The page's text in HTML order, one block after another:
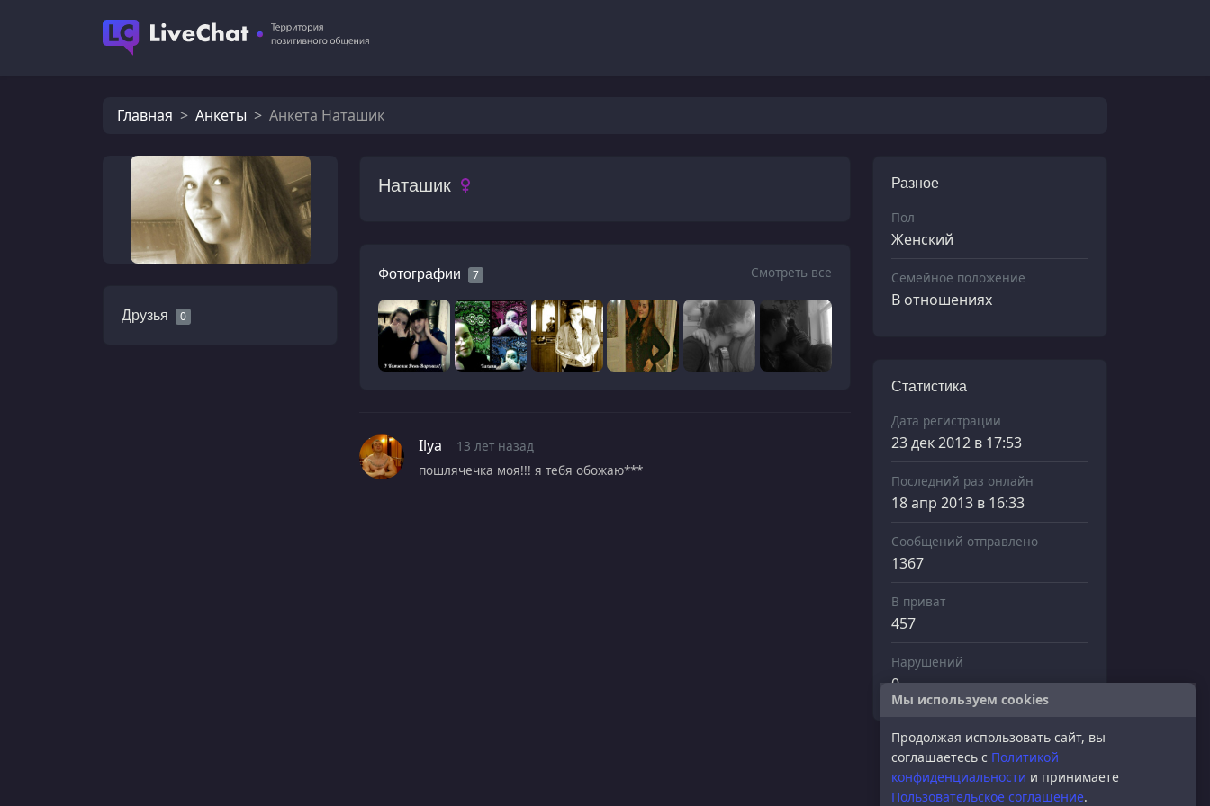
Главная Анкеты Анкета Наташик
Друзья 0
Наташик
Фотографии 7 Смотреть все
Ilya
13 лет назад
пошлячечка моя!!! я тебя обожаю***
Разное
Пол
Женский
Семейное положение
В отношениях
Статистика
Дата регистрации
23 дек 2012 в 17:53
Последний раз онлайн
18 апр 2013 в 16:33
Сообщений отправлено
1367
В приват
457
Нарушений
0
Мы используем cookies
Продолжая использовать сайт, вы
соглашаетесь с Политикой
конфиденциальности и принимаете
Пользовательское соглашение.